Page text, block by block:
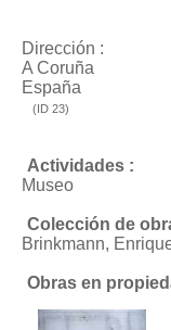
Dirección :
A Coruña
España
(ID 23)
Actividades :
Museo
Colección de
Brinkmann,
Obras en